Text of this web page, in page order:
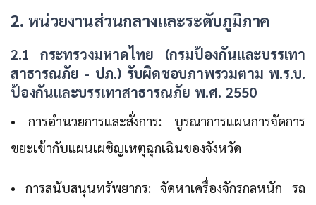
2. หน่วยงานส่วนกลางและระดับภูมิภาค
2.1 กระทรวงมหาดไทย (กรมป้องกันและบรรเทา
สาธารณภัย - ปภ.) รับผิดชอบภาพรวมตาม พ.ร.บ.
ป้องกันและบรรเทาสาธารณภัย พ.ศ. 2550
• การอำนวยการและสั่งการ: บูรณาการแผนการจัดการ
ขยะเข้ากับแผนเผชิญเหตุฉุกเฉินของจังหวัด
• การสนับสนุนทรัพยากร: จัดหาเครื่องจักรกลหนัก รถ